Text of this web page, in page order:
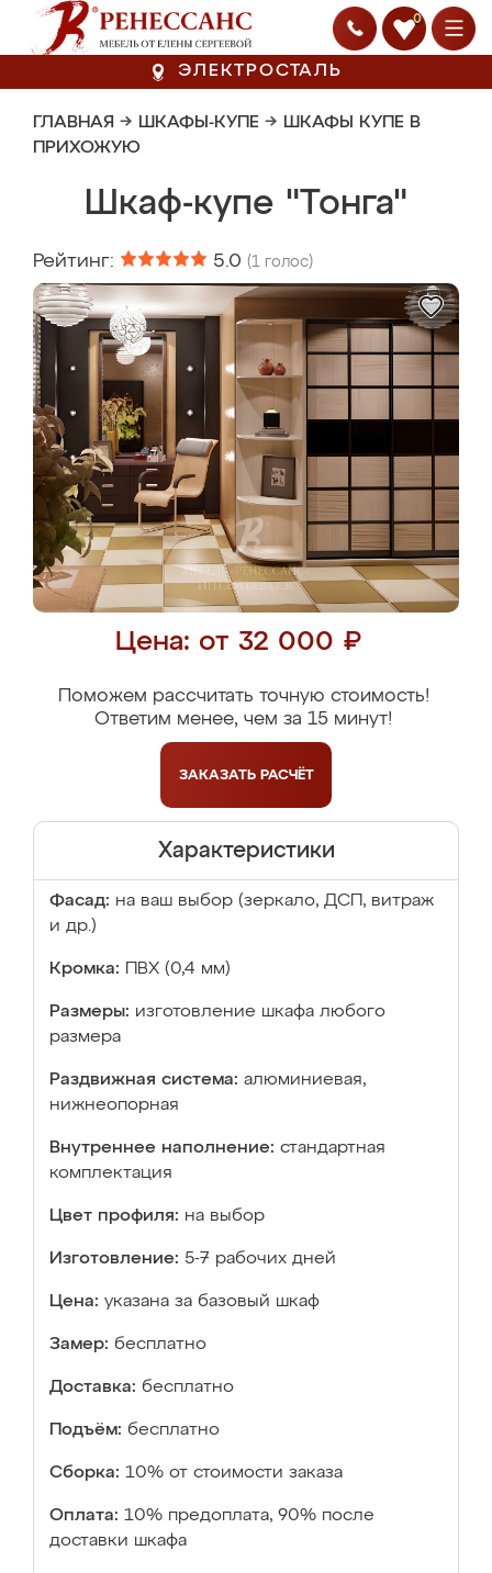
0
ЭЛЕКТРОСТАЛЬ
ГЛАВНАЯ → ШКАФЫ-КУПЕ → ШКАФЫ КУПЕ В
ПРИХОЖУЮ
Шкаф-купе "Тонга"
Рейтинг: 5.0 (1 голос)
Цена: от 32 000 ₽
Поможем рассчитать точную стоимость!
Ответим менее, чем за 15 минут!
ЗАКАЗАТЬ РАСЧЁТ
Характеристики
Фасад: на ваш выбор (зеркало, ДСП, витраж
и др.)
Кромка: ПВХ (0,4 мм)
Размеры: изготовление шкафа любого
размера
Раздвижная система: алюминиевая,
нижнеопорная
Внутреннее наполнение: стандартная
комплектация
Цвет профиля: на выбор
Изготовление: 5-7 рабочих дней
Цена: указана за базовый шкаф
Замер: бесплатно
Доставка: бесплатно
Подъём: бесплатно
Сборка: 10% от стоимости заказа
Оплата: 10% предоплата, 90% после
доставки шкафа